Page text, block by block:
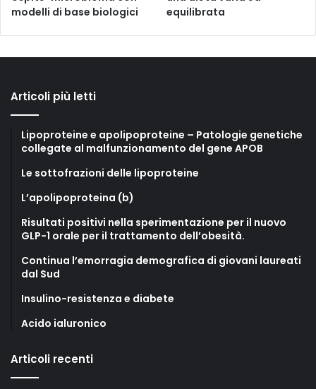
modelli di base biologici
equilibrata
Articoli più letti
Lipoproteine e apolipoproteine – Patologie genetiche
collegate al malfunzionamento del gene APOB
Le sottofrazioni delle lipoproteine
L’apolipoproteina (b)
Risultati positivi nella sperimentazione per il nuovo
GLP-1 orale per il trattamento dell’obesità.
Continua l’emorragia demografica di giovani laureati
dal Sud
Insulino-resistenza e diabete
Acido ialuronico
Articoli recenti